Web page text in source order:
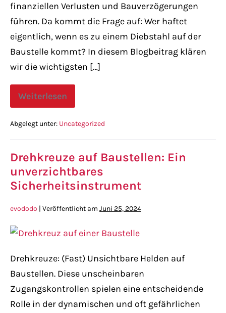
finanziellen Verlusten und Bauverzögerungen
führen. Da kommt die Frage auf: Wer haftet
eigentlich, wenn es zu einem Diebstahl auf der
Baustelle kommt? In diesem Blogbeitrag klären
wir die wichtigsten […]
Weiterlesen
Abgelegt unter: Uncategorized
Drehkreuze auf Baustellen: Ein
unverzichtbares
Sicherheitsinstrument
evododo Veröffentlicht am Juni 25, 2024
Drehkreuze: (Fast) Unsichtbare Helden auf
Baustellen. Diese unscheinbaren
Zugangskontrollen spielen eine entscheidende
Rolle in der dynamischen und oft gefährlichen